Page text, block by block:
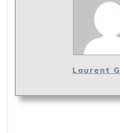
Laurent